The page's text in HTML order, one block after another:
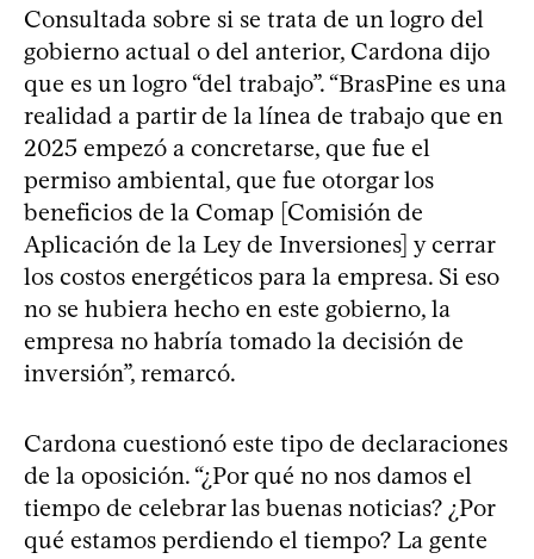
Consultada sobre si se trata de un logro del
gobierno actual o del anterior, Cardona dijo
que es un logro “del trabajo”. “BrasPine es una
realidad a partir de la línea de trabajo que en
2025 empezó a concretarse, que fue el
permiso ambiental, que fue otorgar los
beneficios de la Comap [Comisión de
Aplicación de la Ley de Inversiones] y cerrar
los costos energéticos para la empresa. Si eso
no se hubiera hecho en este gobierno, la
empresa no habría tomado la decisión de
inversión”, remarcó.
Cardona cuestionó este tipo de declaraciones
de la oposición. “¿Por qué no nos damos el
tiempo de celebrar las buenas noticias? ¿Por
qué estamos perdiendo el tiempo? La gente